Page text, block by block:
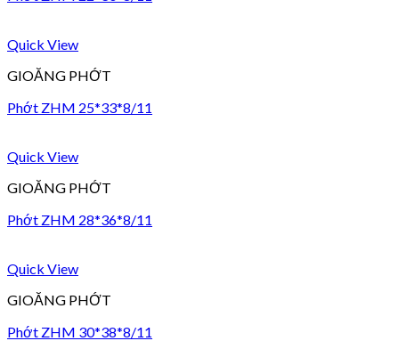
Quick View
GIOĂNG PHỚT
Phớt ZHM 25*33*8/11
Quick View
GIOĂNG PHỚT
Phớt ZHM 28*36*8/11
Quick View
GIOĂNG PHỚT
Phớt ZHM 30*38*8/11